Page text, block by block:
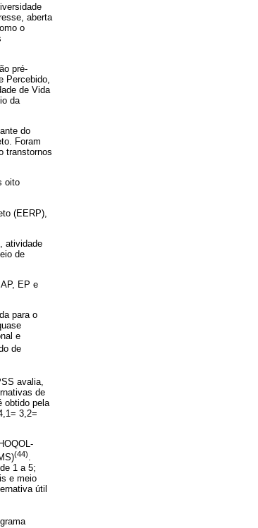
aberta
o
pré-
Percebido,
de Vida
da
do
Foram
transtornos
oito
(EERP),
atividade
de
EP e
para o
e
de
avalia,
de
obtido pela
3,2=
(44)
1 a 5;
e meio
útil